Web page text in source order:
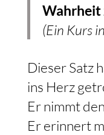
Wahrheit
(Ein Kurs
Dieser Satz
ins Herz
Er nimmt
Er erinnert